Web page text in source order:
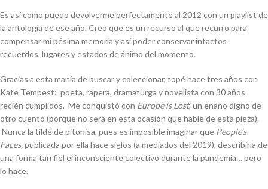
Es así como puedo devolverme perfectamente al 2012 con un playlist de
la antología de ese año. Creo que es un recurso al que recurro para
compensar mi pésima memoria y así poder conservar intactos
recuerdos, lugares y estados de ánimo del momento.
Gracias a esta manía de buscar y coleccionar, topé hace tres años con
Kate Tempest: poeta, rapera, dramaturga y novelista con 30 años
recién cumplidos. Me conquistó con Europe is Lost, un enano digno de
otro cuento (porque no será en esta ocasión que hable de esta pieza).
Nunca la tildé de pitonisa, pues es imposible imaginar que People’s
Faces,publicada por ella hace siglos (a mediados del 2019), describiría de
una forma tan fiel el inconsciente colectivo durante la pandemia… pero
lo hace.